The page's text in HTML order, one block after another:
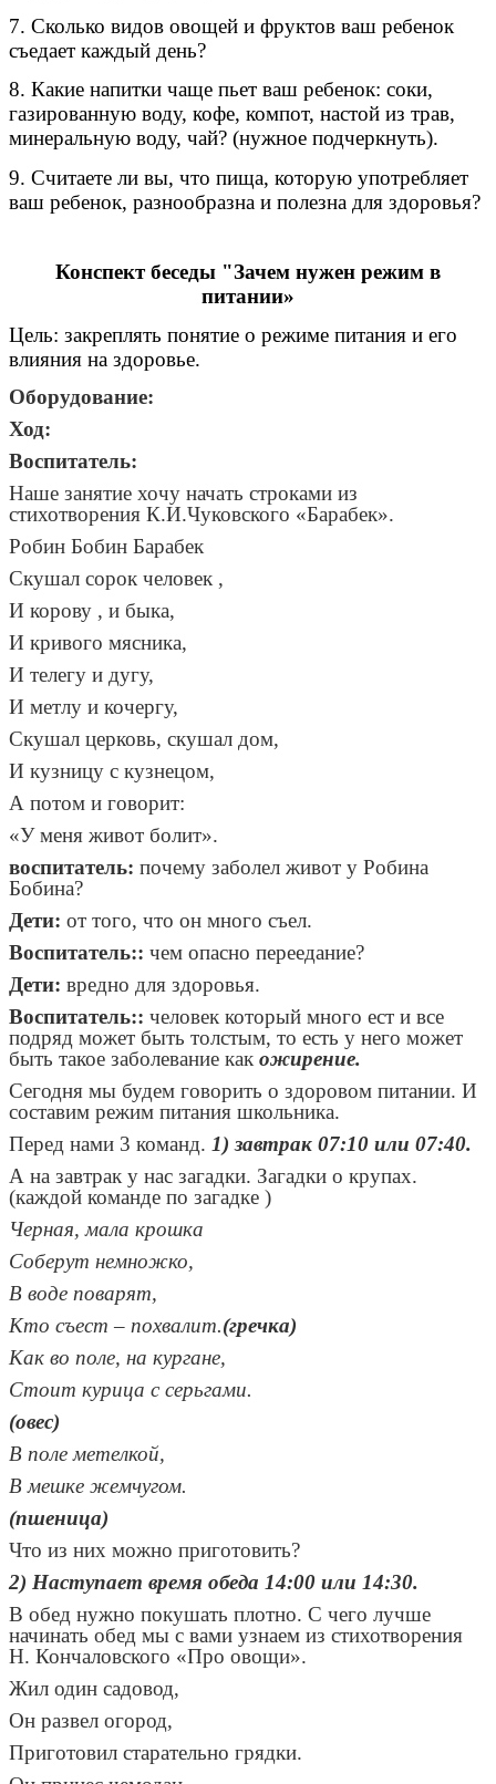
7. Сколько видов овощей и фруктов ваш ребенок
съедает каждый день?
8. Какие напитки чаще пьет ваш ребенок: соки,
газированную воду, кофе, компот, настой из трав,
минеральную воду, чай? (нужное подчеркнуть).
9. Считаете ли вы, что пища, которую употребляет
ваш ребенок, разнообразна и полезна для здоровья?
Конспект беседы "Зачем нужен режим в
питании»
Цель: закреплять понятие о режиме питания и его
влияния на здоровье.
Оборудование:
Ход:
Воспитатель:
Наше занятие хочу начать строками из
стихотворения К.И.Чуковского «Барабек».
Робин Бобин Барабек
Скушал сорок человек ,
И корову , и быка,
И кривого мясника,
И телегу и дугу,
И метлу и кочергу,
Скушал церковь, скушал дом,
И кузницу с кузнецом,
А потом и говорит:
«У меня живот болит».
воспитатель: почему заболел живот у Робина
Бобина?
Дети: от того, что он много съел.
Воспитатель:: чем опасно переедание?
Дети: вредно для здоровья.
Воспитатель:: человек который много ест и все
подряд может быть толстым, то есть у него может
быть такое заболевание как ожирение.
Сегодня мы будем говорить о здоровом питании. И
составим режим питания школьника.
Перед нами 3 команд. 1) завтрак 07:10 или 07:40.
А на завтрак у нас загадки. Загадки о крупах.
(каждой команде по загадке )
Черная, мала крошка
Соберут немножко,
В воде поварят,
Кто съест – похвалит.(гречка)
Как во поле, на кургане,
Стоит курица с серьгами.
(овес)
В поле метелкой,
В мешке жемчугом.
(пшеница)
Что из них можно приготовить?
2) Наступает время обеда 14:00 или 14:30.
В обед нужно покушать плотно. С чего лучше
начинать обед мы с вами узнаем из стихотворения
Н. Кончаловского «Про овощи».
Жил один садовод,
Он развел огород,
Приготовил старательно грядки.